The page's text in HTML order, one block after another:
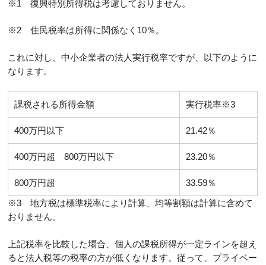
※1 復興特別所得税は考慮しておりません。
※2 住民税率は所得に関係なく10％。
これに対し、中小企業者の法人実行税率ですが、以下のように
なります。
課税される所得金額 実行税率※3
400万円以下 21.42％
400万円超 800万円以下 23.20％
800万円超
33.59％
※3 地方税は標準税率により計算、均等割額は計算に含めて
おりません。
上記税率を比較した場合、個人の課税所得が一定ラインを超え
ると法人税等の税率の方が低くなります。従って、プライベー